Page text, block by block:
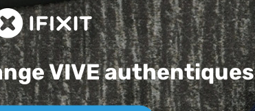
VIVE authentiques​